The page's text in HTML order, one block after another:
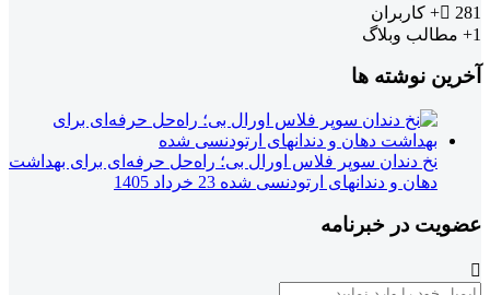
281+
کاربران
1+
مطالب وبلاگ
آخرین نوشته ها
نخ دندان سوپر فلاس اورال بی؛ راه‌حل حرفه‌ای برای بهداشت
دهان و دندانهای ارتودنسی شده 23 خرداد 1405
عضویت در خبرنامه